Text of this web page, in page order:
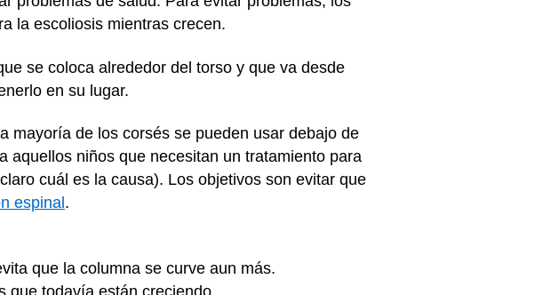
la escoliosis mientras crecen.
se coloca alrededor del torso y que va desde
en su lugar.
mayoría de los corsés se pueden usar debajo de
aquellos niños que necesitan un tratamiento para
cuál es la causa). Los objetivos son evitar que
espinal .
que la columna se curve aun más.
que todavía están creciendo.